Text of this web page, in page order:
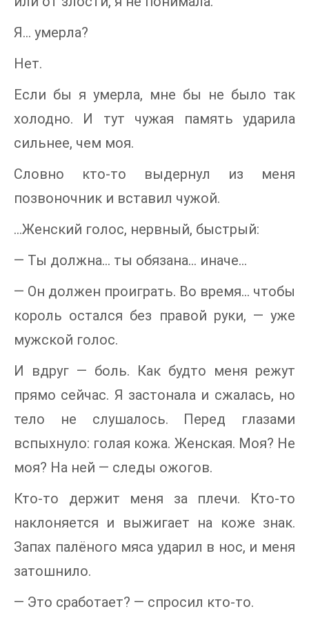
Я… умерла?
Нет.
Если бы я умерла, мне бы не было так
холодно. И тут чужая память ударила
сильнее, чем моя.
Словно кто-то выдернул из меня
позвоночник и вставил чужой.
…Женский голос, нервный, быстрый:
— Ты должна… ты обязана… иначе…
— Он должен проиграть. Во время… чтобы
король остался без правой руки, — уже
мужской голос.
И вдруг — боль. Как будто меня режут
прямо сейчас. Я застонала и сжалась, но
тело не слушалось. Перед глазами
вспыхнуло: голая кожа. Женская. Моя? Не
моя? На ней — следы ожогов.
Кто-то держит меня за плечи. Кто-то
наклоняется и выжигает на коже знак.
Запах палёного мяса ударил в нос, и меня
затошнило.
— Это сработает? — спросил кто-то.